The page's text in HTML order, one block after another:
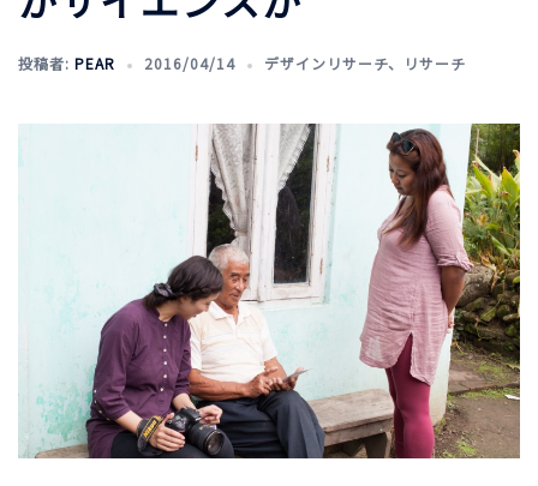
投稿者: PEAR 2016/04/14 デザインリサーチ、 リサーチ